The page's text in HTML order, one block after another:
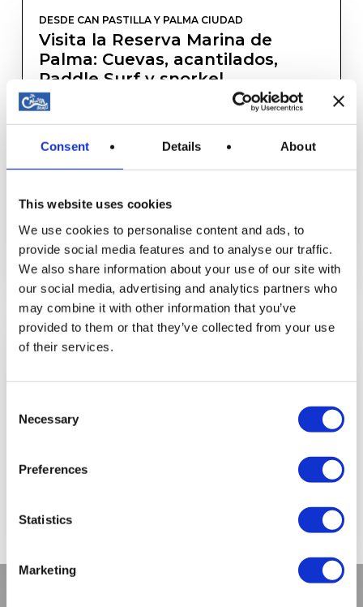
Consent Details About
This website uses cookies
We use cookies to personalise content and ads, to
provide social media features and to analyse our traffic.
We also share information about your use of our site with
our social media, advertising and analytics partners who
may combine it with other information that you’ve
provided to them or that they’ve collected from your use
of their services.
Selection
Necessary
Preferences
Statistics
Marketing
DESDE CAN PASTILLA Y PALMA CIUDAD
Visita la Reserva Marina de
Palma: Cuevas, acantilados,
Paddle Surf y snorkel
2,5 horas | 3 horas – Paddle Surf – Material de snorkel
Precio: 39€ por persona
More info
DE CAN PASTILLA
Speedboat (waverunner) a
Precio: 45€ por persona